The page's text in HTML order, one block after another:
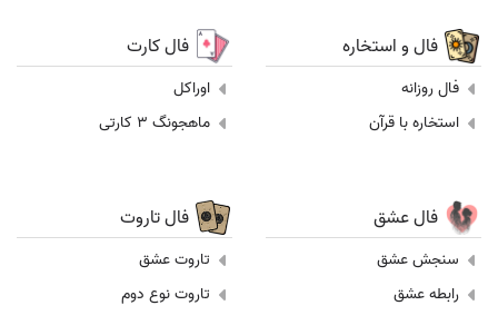
فال و استخاره
فال روزانه
استخاره با قرآن
فال کارت
اوراکل
ماهجونگ 3 کارتی
فال عشق
سنجش عشق
رابطه عشق
فال تاروت
تاروت عشق
تاروت نوع دوم